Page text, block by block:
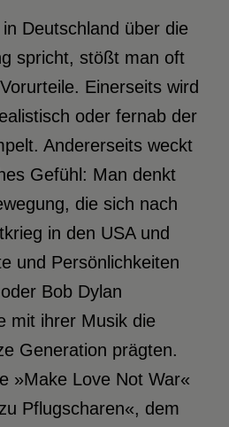
Deutschland über die
spricht, stößt man oft
Einerseits wird
oder fernab der
Andererseits weckt
Gefühl: Man denkt
die sich nach
in den USA und
und Persönlichkeiten
Bob Dylan
mit ihrer Musik die
Generation prägten.
»Make Love Not War«
Pflugscharen«, dem